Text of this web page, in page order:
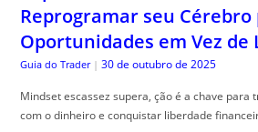
Reprogramar seu Cérebro
Oportunidades em Vez de
Guia do Trader | 30 de outubro de 2025
Mindset escassez supera, ção é a chave
com o dinheiro e conquistar liberdade